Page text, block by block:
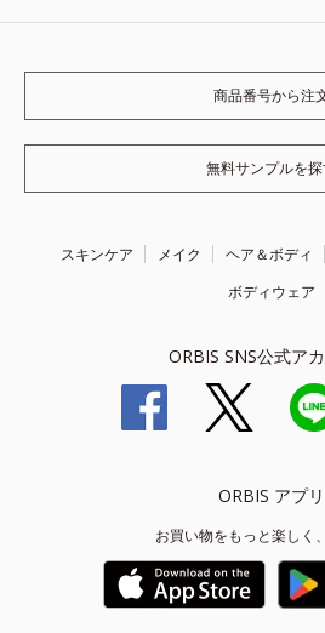
商品番号から注
無料サンプルを
スキンケア メイク ヘア＆ボディ
ボディウェア
ORBIS SNS公式ア
ORBIS アプリ
お買い物をもっと楽しく